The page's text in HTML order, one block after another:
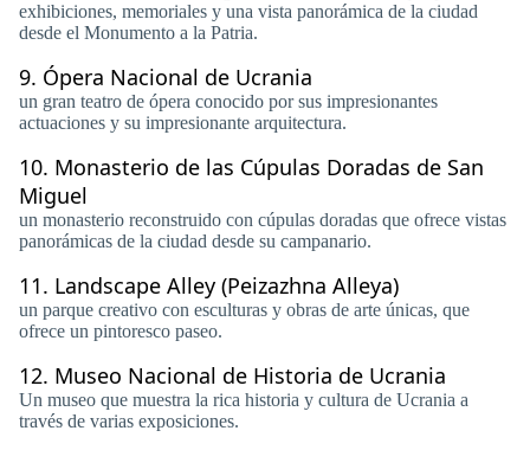
exhibiciones, memoriales y una vista panorámica de la ciudad
desde el Monumento a la Patria.
9. Ópera Nacional de Ucrania
un gran teatro de ópera conocido por sus impresionantes
actuaciones y su impresionante arquitectura.
10. Monasterio de las Cúpulas Doradas de San
Miguel
un monasterio reconstruido con cúpulas doradas que ofrece vistas
panorámicas de la ciudad desde su campanario.
11. Landscape Alley (Peizazhna Alleya)
un parque creativo con esculturas y obras de arte únicas, que
ofrece un pintoresco paseo.
12. Museo Nacional de Historia de Ucrania
Un museo que muestra la rica historia y cultura de Ucrania a
través de varias exposiciones.